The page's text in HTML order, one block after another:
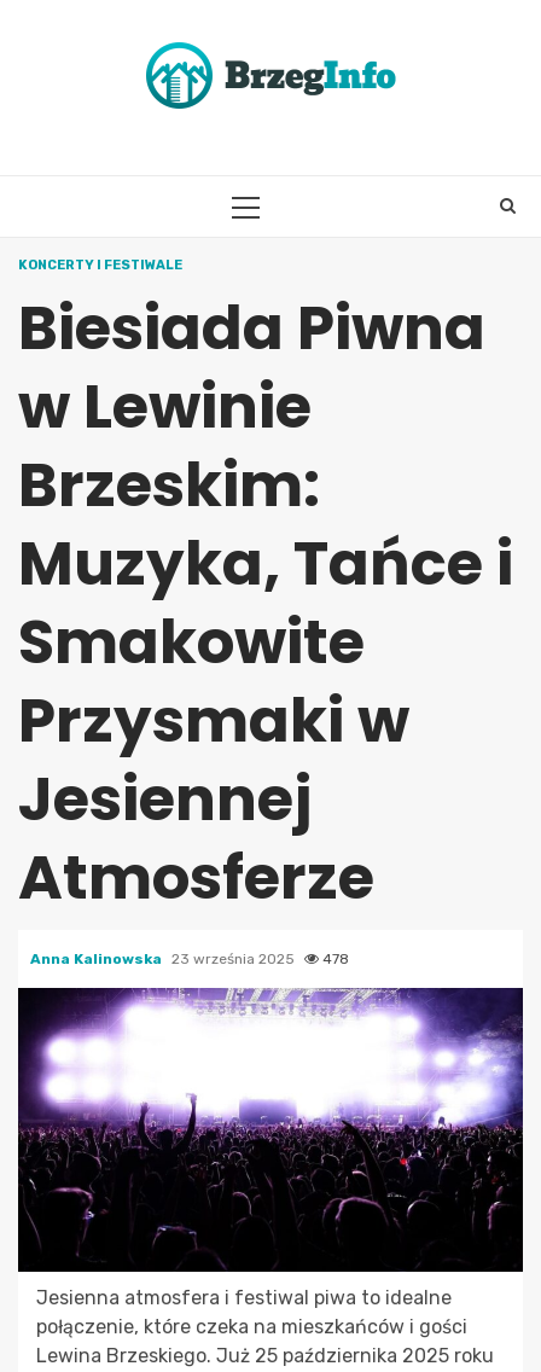
PRIMARY
KONCERTY I FESTIWALE
Biesiada Piwna
w Lewinie
Brzeskim:
Muzyka, Tańce i
Smakowite
Przysmaki w
Jesiennej
Atmosferze
Anna Kalinowska 23 września 2025 478
Jesienna atmosfera i festiwal piwa to idealne
połączenie, które czeka na mieszkańców i gości
Lewina Brzeskiego. Już 25 października 2025 roku